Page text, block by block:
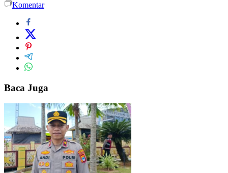
Komentar
Baca Juga